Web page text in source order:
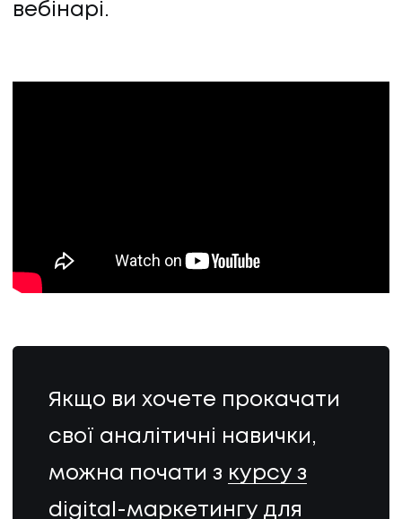
вебінарі.
Якщо ви хочете прокачати
свої аналітичні навички,
можна почати з курсу з
digital-маркетингу для